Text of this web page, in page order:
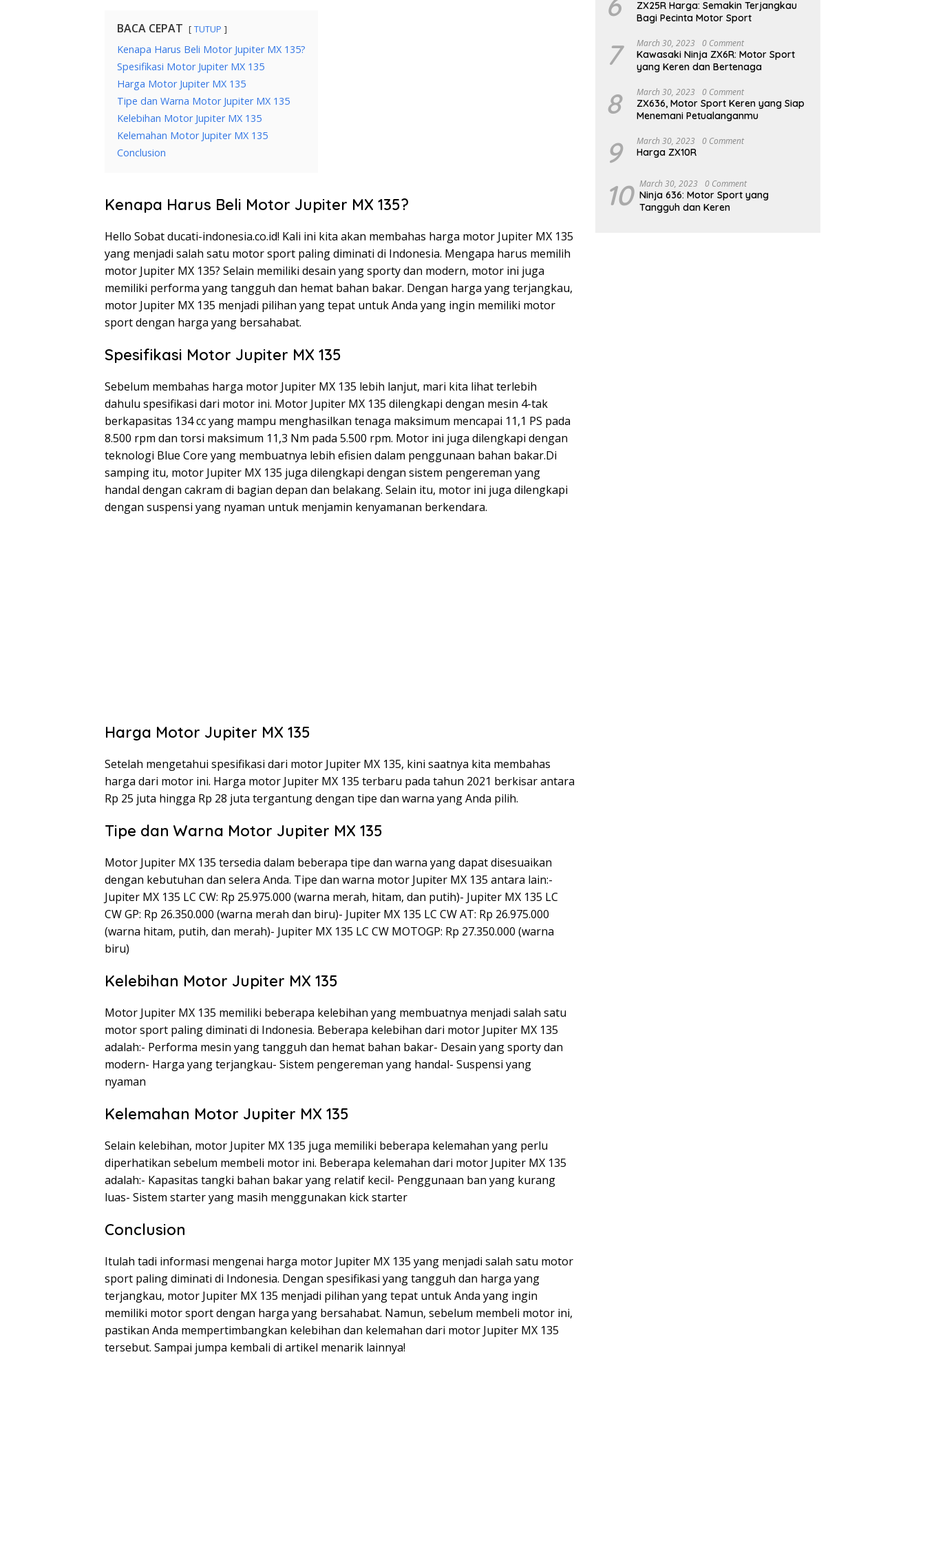
BACA CEPAT TUTUP
Kenapa Harus Beli Motor Jupiter MX 135?
Spesifikasi Motor Jupiter MX 135
Harga Motor Jupiter MX 135
Tipe dan Warna Motor Jupiter MX 135
Kelebihan Motor Jupiter MX 135
Kelemahan Motor Jupiter MX 135
Conclusion
Kenapa Harus Beli Motor Jupiter MX 135?
Hello Sobat ducati-indonesia.co.id! Kali ini kita akan membahas harga motor Jupiter MX 135
yang menjadi salah satu motor sport paling diminati di Indonesia. Mengapa harus memilih
motor Jupiter MX 135? Selain memiliki desain yang sporty dan modern, motor ini juga
memiliki performa yang tangguh dan hemat bahan bakar. Dengan harga yang terjangkau,
motor Jupiter MX 135 menjadi pilihan yang tepat untuk Anda yang ingin memiliki motor
sport dengan harga yang bersahabat.
Spesifikasi Motor Jupiter MX 135
Sebelum membahas harga motor Jupiter MX 135 lebih lanjut, mari kita lihat terlebih
dahulu spesifikasi dari motor ini. Motor Jupiter MX 135 dilengkapi dengan mesin 4-tak
berkapasitas 134 cc yang mampu menghasilkan tenaga maksimum mencapai 11,1 PS pada
8.500 rpm dan torsi maksimum 11,3 Nm pada 5.500 rpm. Motor ini juga dilengkapi dengan
teknologi Blue Core yang membuatnya lebih efisien dalam penggunaan bahan bakar.Di
samping itu, motor Jupiter MX 135 juga dilengkapi dengan sistem pengereman yang
handal dengan cakram di bagian depan dan belakang. Selain itu, motor ini juga dilengkapi
dengan suspensi yang nyaman untuk menjamin kenyamanan berkendara.
Harga Motor Jupiter MX 135
Setelah mengetahui spesifikasi dari motor Jupiter MX 135, kini saatnya kita membahas
harga dari motor ini. Harga motor Jupiter MX 135 terbaru pada tahun 2021 berkisar antara
Rp 25 juta hingga Rp 28 juta tergantung dengan tipe dan warna yang Anda pilih.
Tipe dan Warna Motor Jupiter MX 135
Motor Jupiter MX 135 tersedia dalam beberapa tipe dan warna yang dapat disesuaikan
dengan kebutuhan dan selera Anda. Tipe dan warna motor Jupiter MX 135 antara lain:-
Jupiter MX 135 LC CW: Rp 25.975.000 (warna merah, hitam, dan putih)- Jupiter MX 135 LC
CW GP: Rp 26.350.000 (warna merah dan biru)- Jupiter MX 135 LC CW AT: Rp 26.975.000
(warna hitam, putih, dan merah)- Jupiter MX 135 LC CW MOTOGP: Rp 27.350.000 (warna
biru)
Kelebihan Motor Jupiter MX 135
Motor Jupiter MX 135 memiliki beberapa kelebihan yang membuatnya menjadi salah satu
motor sport paling diminati di Indonesia. Beberapa kelebihan dari motor Jupiter MX 135
adalah:- Performa mesin yang tangguh dan hemat bahan bakar- Desain yang sporty dan
modern- Harga yang terjangkau- Sistem pengereman yang handal- Suspensi yang
nyaman
Kelemahan Motor Jupiter MX 135
Selain kelebihan, motor Jupiter MX 135 juga memiliki beberapa kelemahan yang perlu
diperhatikan sebelum membeli motor ini. Beberapa kelemahan dari motor Jupiter MX 135
adalah:- Kapasitas tangki bahan bakar yang relatif kecil- Penggunaan ban yang kurang
luas- Sistem starter yang masih menggunakan kick starter
Conclusion
Itulah tadi informasi mengenai harga motor Jupiter MX 135 yang menjadi salah satu motor
sport paling diminati di Indonesia. Dengan spesifikasi yang tangguh dan harga yang
terjangkau, motor Jupiter MX 135 menjadi pilihan yang tepat untuk Anda yang ingin
memiliki motor sport dengan harga yang bersahabat. Namun, sebelum membeli motor ini,
pastikan Anda mempertimbangkan kelebihan dan kelemahan dari motor Jupiter MX 135
tersebut. Sampai jumpa kembali di artikel menarik lainnya!
ZX25R Harga: Semakin Terjangkau
Bagi Pecinta Motor Sport
7 March 30, 2023 0 Comment
Kawasaki Ninja ZX6R: Motor Sport
yang Keren dan Bertenaga
8 March 30, 2023 0 Comment
ZX636, Motor Sport Keren yang Siap
Menemani Petualanganmu
9 March 30, 2023 0 Comment
Harga ZX10R
10 March 30, 2023 0 Comment
Ninja 636: Motor Sport yang
Tangguh dan Keren